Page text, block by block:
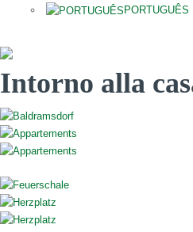
PORTUGUÊS
Intorno alla